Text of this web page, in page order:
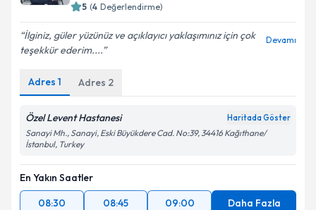
5 (4 Değerlendirme)
İlginiz, güler yüzünüz ve açıklayıcı yaklaşımınız için çok
teşekkür ederim....
Devamı
Adres 1 Adres 2
Özel Levent Hastanesi Haritada Göster
Sanayi Mh., Sanayi, Eski Büyükdere Cad. No:39, 34416 Kağıthane/
İstanbul, Turkey
En Yakın Saatler
08:30
08:45 09:00 Daha Fazla